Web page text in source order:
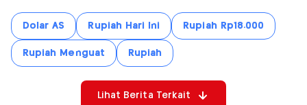
Dolar AS Rupiah Hari Ini Rupiah Rp18.000
Rupiah Menguat Rupiah
Lihat Berita Terkait